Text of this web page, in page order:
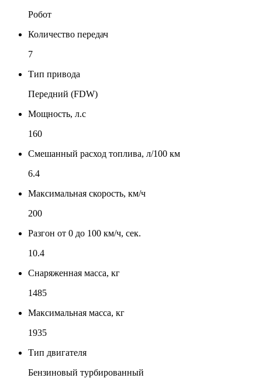
Робот
Количество передач
7
Тип привода
Передний (FDW)
Мощность, л.с
160
Смешанный расход топлива, л/100 км
6.4
Максимальная скорость, км/ч
200
Разгон от 0 до 100 км/ч, сек.
10.4
Снаряженная масса, кг
1485
Максимальная масса, кг
1935
Тип двигателя
Бензиновый турбированный